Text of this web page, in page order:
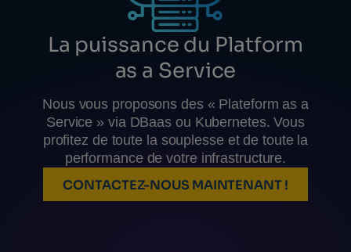
La puissance du Platform
as a Service
Nous vous proposons des « Plateform as a
Service » via DBaas ou Kubernetes. Vous
profitez de toute la souplesse et de toute la
performance de votre infrastructure.
CONTACTEZ-NOUS MAINTENANT !